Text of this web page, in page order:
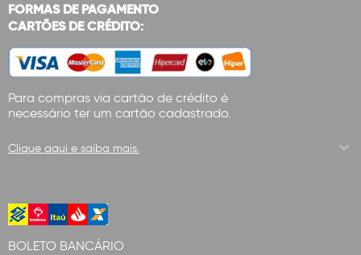
FORMAS DE PAGAMENTO
CARTÕES DE CRÉDITO:
Para compras via cartão de crédito é
necessário ter um cartão cadastrado.
Clique aqui e saiba mais.
BOLETO BANCÁRIO